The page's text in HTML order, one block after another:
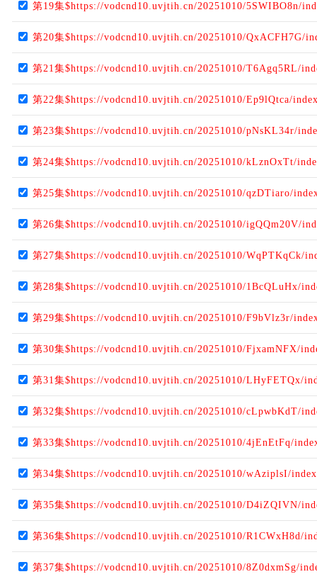
第19集$https://vodcnd10.uvjtih.cn/20251010/5SWIBO8n/
第20集$https://vodcnd10.uvjtih.cn/20251010/QxACFH7G/
第21集$https://vodcnd10.uvjtih.cn/20251010/T6Agq5RL/
第22集$https://vodcnd10.uvjtih.cn/20251010/Ep9lQtca/
第23集$https://vodcnd10.uvjtih.cn/20251010/pNsKL34r/
第24集$https://vodcnd10.uvjtih.cn/20251010/kLznOxTt/
第25集$https://vodcnd10.uvjtih.cn/20251010/qzDTiaro/
第26集$https://vodcnd10.uvjtih.cn/20251010/igQQm20V/
第27集$https://vodcnd10.uvjtih.cn/20251010/WqPTKqCk/
第28集$https://vodcnd10.uvjtih.cn/20251010/1BcQLuHx/
第29集$https://vodcnd10.uvjtih.cn/20251010/F9bVlz3r/
第30集$https://vodcnd10.uvjtih.cn/20251010/FjxamNFX/
第31集$https://vodcnd10.uvjtih.cn/20251010/LHyFETQx/
第32集$https://vodcnd10.uvjtih.cn/20251010/cLpwbKdT/
第33集$https://vodcnd10.uvjtih.cn/20251010/4jEnEtFq/
第34集$https://vodcnd10.uvjtih.cn/20251010/wAziplsI/
第35集$https://vodcnd10.uvjtih.cn/20251010/D4iZQIVN/
第36集$https://vodcnd10.uvjtih.cn/20251010/R1CWxH8d/
第37集$https://vodcnd10.uvjtih.cn/20251010/8Z0dxmSg/